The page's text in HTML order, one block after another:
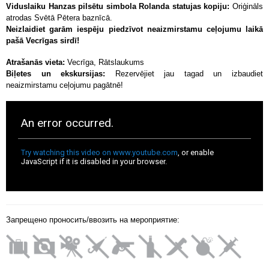
Viduslaiku Hanzas pilsētu simbola Rolanda statujas kopiju: Oriģināls
atrodas Svētā Pētera baznīcā.
Neizlaidiet garām iespēju piedzīvot neaizmirstamu ceļojumu laikā
pašā Vecrīgas sirdī!
Atrašanās vieta: Vecrīga, Rātslaukums
Biļetes un ekskursijas: Rezervējiet jau tagad un izbaudiet
neaizmirstamu ceļojumu pagātnē!
Запрещено проносить/ввозить на мероприятие: